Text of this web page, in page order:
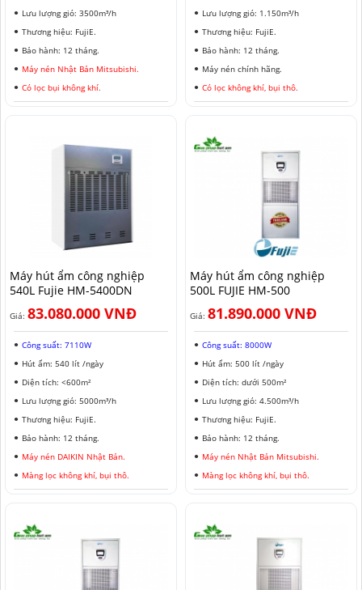
Lưu lượng gió: 3500m³/h
Thương hiệu: FujiE.
Bảo hành: 12 tháng.
Máy nén Nhật Bản Mitsubishi.
Có lọc bụi không khí.
Lưu lượng gió: 1.150m³/h
Thương hiệu: FujiE.
Bảo hành: 12 tháng.
Máy nén chính hãng.
Có lọc không khí, bụi thô.
Máy hút ẩm công nghiệp
540L Fujie HM-5400DN
Giá: 83.080.000 VNĐ
Công suất: 7110W
Hút ẩm: 540 lít /ngày
Diện tích: <600m²
Lưu lượng gió: 5000m³/h
Thương hiệu: FujiE.
Bảo hành: 12 tháng.
Máy nén DAIKIN Nhật Bản.
Màng lọc không khí, bụi thô.
Máy hút ẩm công nghiệp
500L FUJIE HM-500
Giá: 81.890.000 VNĐ
Công suất: 8000W
Hút ẩm: 500 lít /ngày
Diện tích: dưới 500m²
Lưu lượng gió: 4.500m³/h
Thương hiệu: FujiE.
Bảo hành: 12 tháng.
Máy nén Nhật Bản Mitsubishi.
Màng lọc không khí, bụi thô.